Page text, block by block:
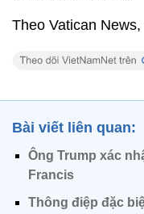
Theo Vatican
Bài viết liên quan:
Ông Trump xác
Francis
Thông điệp đặc